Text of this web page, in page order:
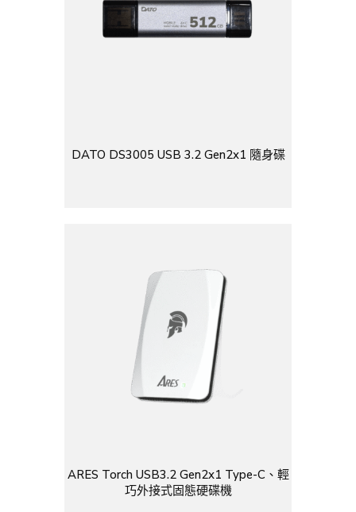
DATO DS3005 USB 3.2 Gen2x1 隨身碟
ARES Torch USB3.2 Gen2x1 Type-C、輕
巧外接式固態硬碟機